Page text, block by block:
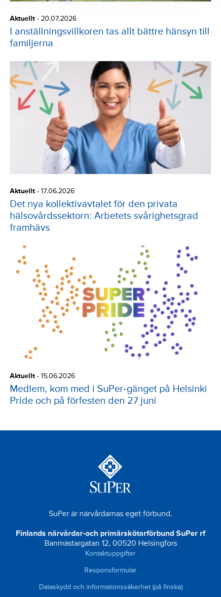
Aktuellt - 20.07.2026
I anställningsvillkoren tas allt bättre hänsyn till
familjerna
Aktuellt - 17.06.2026
Det nya kollektivavtalet för den privata
hälsovårdssektorn: Arbetets svårighetsgrad
framhävs
Aktuellt - 15.06.2026
Medlem, kom med i SuPer‑gänget på Helsinki
Pride och på förfesten den 27 juni
SuPer är närvårdarnas eget förbund.
Finlands närvårdar-och primärskötarförbund SuPer rf
Banmästargatan 12, 00520 Helsingfors
Kontaktuppgifter
Responsformular
Dataskydd och informationssäkerhet (på finska)